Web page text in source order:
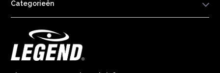
Categorieën